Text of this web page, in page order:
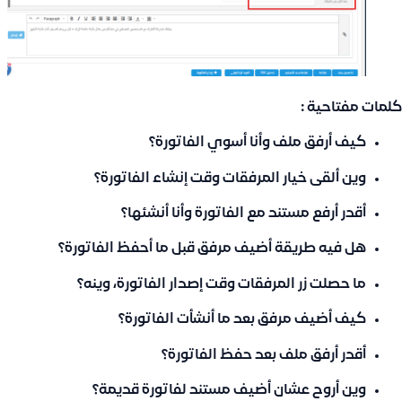
كلمات مفتاحية :
كيف أرفق ملف وأنا أسوي الفاتورة؟
وين ألقى خيار المرفقات وقت إنشاء الفاتورة؟
أقدر أرفع مستند مع الفاتورة وأنا أنشئها؟
هل فيه طريقة أضيف مرفق قبل ما أحفظ الفاتورة؟
ما حصلت زر المرفقات وقت إصدار الفاتورة، وينه؟
كيف أضيف مرفق بعد ما أنشأت الفاتورة؟
أقدر أرفق ملف بعد حفظ الفاتورة؟
وين أروح عشان أضيف مستند لفاتورة قديمة؟